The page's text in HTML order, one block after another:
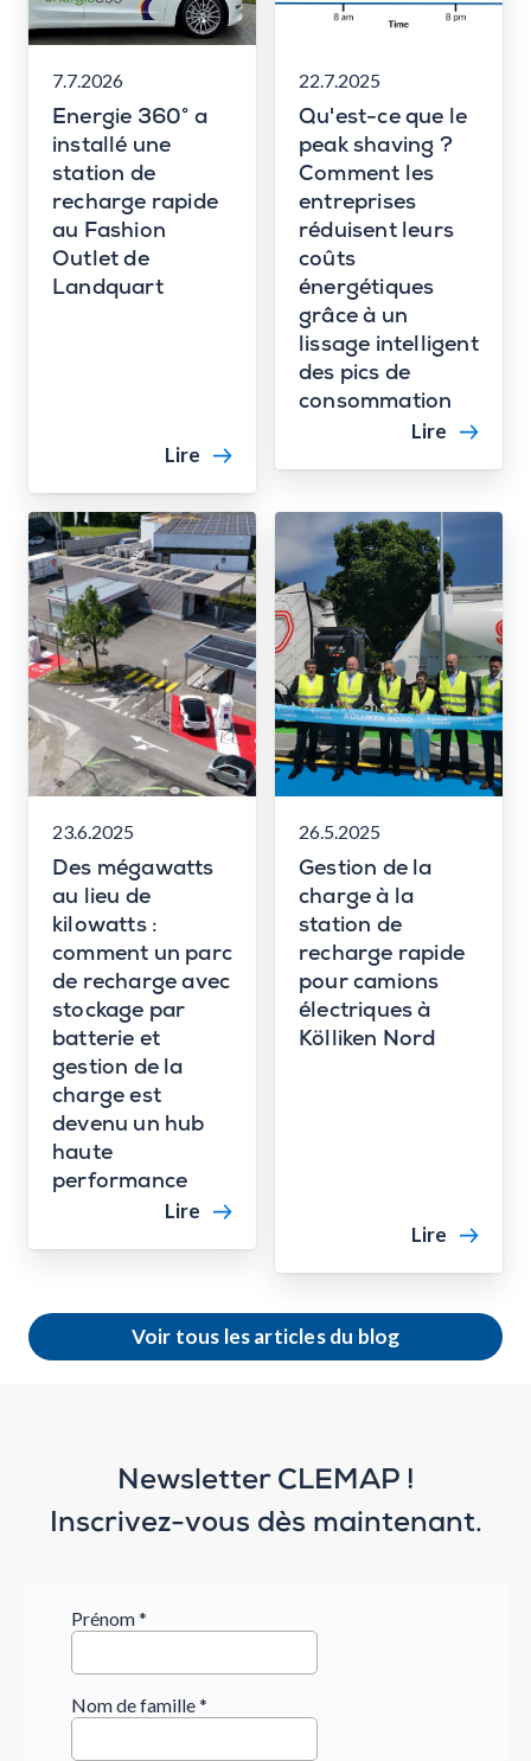
7.7.2026
Energie 360° a
installé une
station de
recharge rapide
au Fashion
Outlet de
Landquart
Lire
22.7.2025
Qu'est-ce que le
peak shaving ?
Comment les
entreprises
réduisent leurs
coûts
énergétiques
grâce à un
lissage intelligent
des pics de
consommation
Lire
23.6.2025
Des mégawatts
au lieu de
kilowatts :
comment un parc
de recharge avec
stockage par
batterie et
gestion de la
charge est
devenu un hub
haute
performance
Lire
26.5.2025
Gestion de la
charge à la
station de
recharge rapide
pour camions
électriques à
Kölliken Nord
Lire
Voir tous les articles du blog
Newsletter CLEMAP !
Inscrivez-vous dès maintenant.